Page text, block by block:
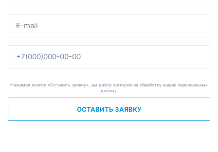
Нажимая кнопку «Оставить заявку», вы даёте согласие на обработку ваших персональных
данных.
ОСТАВИТЬ ЗАЯВКУ